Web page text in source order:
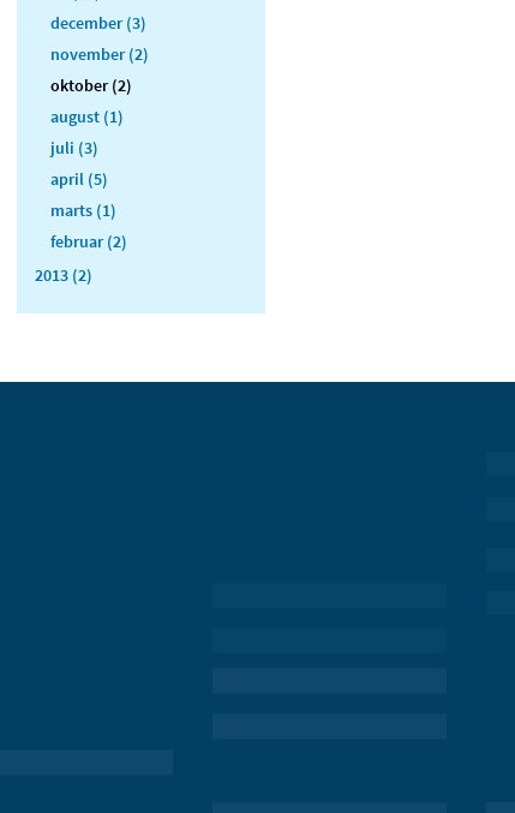
december (3)
november (2)
oktober (2)
august (1)
juli (3)
april (5)
marts (1)
februar (2)
2013 (2)